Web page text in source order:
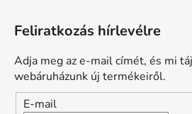
Feliratkozás hírlevélre
Adja meg az e-mail címét, és mi
webáruházunk új termékeiről.
E-mail